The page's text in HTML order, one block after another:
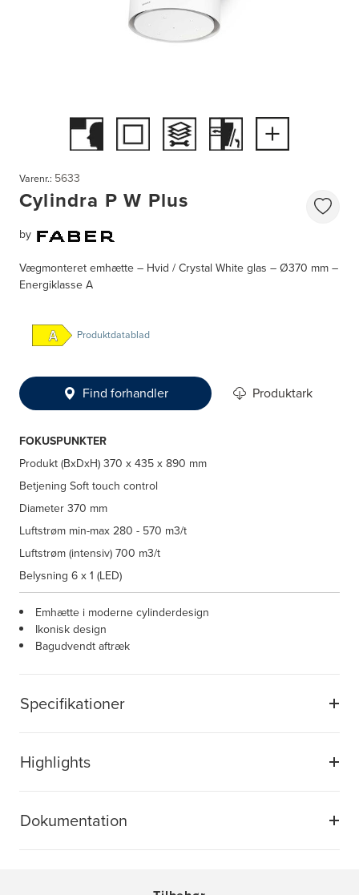
Specifikationer
Highlights
Dokumentation
Varenr.: 5633
Cylindra P W Plus
by
Vægmonteret emhætte – Hvid / Crystal White glas – Ø370 mm –
Energiklasse A
Produktdatablad
Find forhandler Produktark
FOKUSPUNKTER
Produkt (BxDxH)370 x 435 x 890 mm
Betjening Soft touch control
Diameter370 mm
Luftstrøm min-max280 - 570 m3/t
Luftstrøm (intensiv)700 m3/t
Belysning 6 x 1 (LED)
Emhætte i moderne cylinderdesign
Ikonisk design
Bagudvendt aftræk